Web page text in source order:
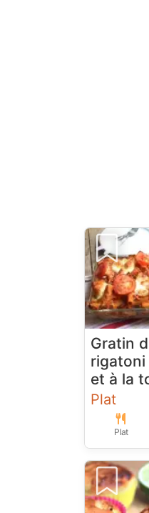
Gratin
rigatoni
et à la
Plat
Plat